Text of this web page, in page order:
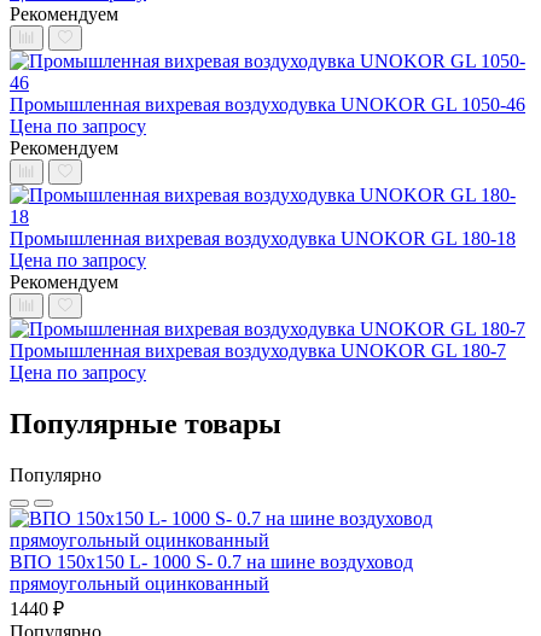
Рекомендуем
Промышленная вихревая воздуходувка UNOKOR GL 1050-46
Цена по запросу
Рекомендуем
Промышленная вихревая воздуходувка UNOKOR GL 180-18
Цена по запросу
Рекомендуем
Промышленная вихревая воздуходувка UNOKOR GL 180-7
Цена по запросу
Популярные товары
Популярно
ВПО 150x150 L- 1000 S- 0.7 на шине воздуховод
прямоугольный оцинкованный
1440 ₽
Популярно